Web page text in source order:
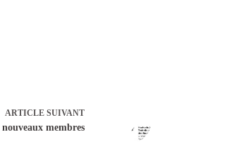
ARTICLESUIVANT
membres